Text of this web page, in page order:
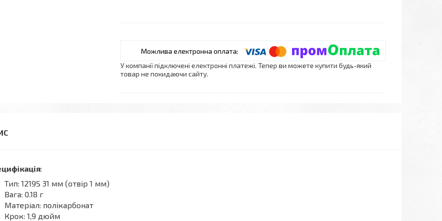
У компанії підключені електронні платежі. Тепер ви можете купити будь-який
товар не покидаючи сайту.
:
Тип: 1219S 31 мм (отвір 1 мм)
Вага: 0.18 г
Матеріал: полікарбонат
Крок: 1,9 дюйм